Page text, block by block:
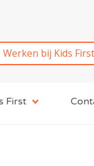
Werken bij Kids
First